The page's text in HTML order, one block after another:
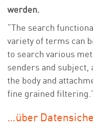
werden.
“The search
variety of terms can
to search various
senders and subject,
the body and
fine grained
…über